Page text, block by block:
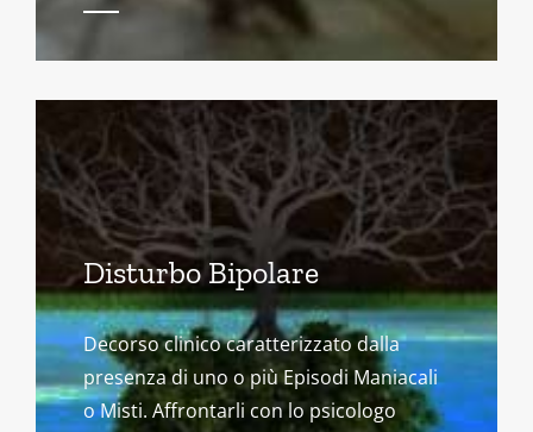
Disturbo Bipolare
Decorso clinico caratterizzato dalla
presenza di uno o più Episodi Maniacali
o Misti. Affrontarli con lo psicologo